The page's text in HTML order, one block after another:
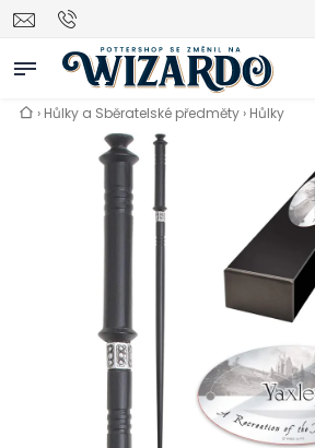
Vyhledávání
› Hůlky a Sběratelské předměty › Hůlky